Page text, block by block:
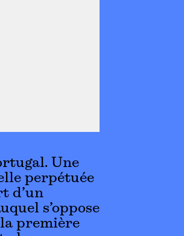
Une
perpétuée
d’un
s’oppose
première